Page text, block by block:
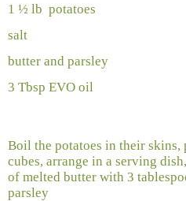
1 ½ lb potatoes
salt
butter and parsley
3 Tbsp EVO oil
Boil the potatoes in their skins,
cubes, arrange in a serving
of melted butter with 3
parsley